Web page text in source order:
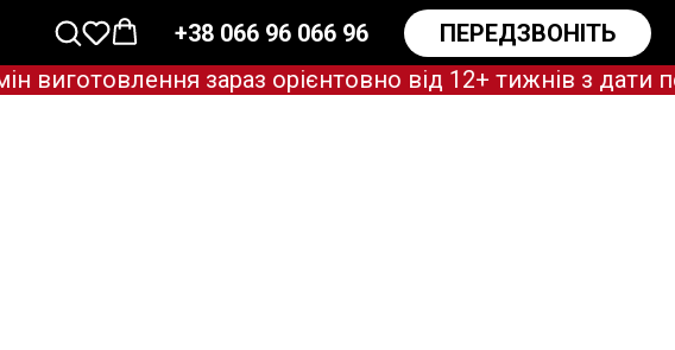
+38 066 96 066 96
ПЕРЕДЗВОНІТЬ
зараз орієнтовно від 12+ тижнів з дати